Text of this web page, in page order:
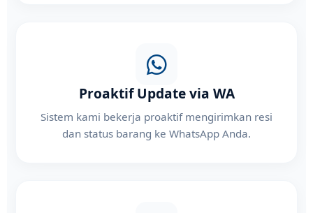
Proaktif Update via WA
Sistem kami bekerja proaktif mengirimkan resi
dan status barang ke WhatsApp Anda.